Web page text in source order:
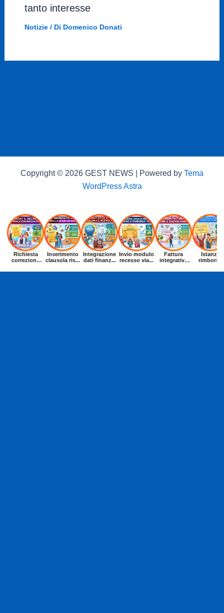
tanto interesse
Notizie/ Di Domenico Donati
Copyright © 2026 GEST NEWS | Powered by Tema
WordPress Astra
Richiesta
correzione
Inserimento
clausola ris...
Integrazione
dati finanz...
Invio modulo
recesso via...
Fattura
integrativa
Istanza
rimborso